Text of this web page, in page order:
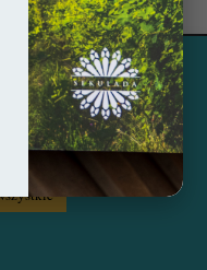
by sekulada.com
Instagram
usługi na
wszystkie"
Możesz również
zgodzić się tylko na
więcej...